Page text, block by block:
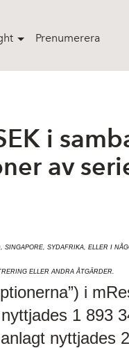
Prenumerera
i
av
SYDAFRIKA, ELLER I
ELLER ANDRA ÅTGÄRDER.
i
1 893
nyttjades